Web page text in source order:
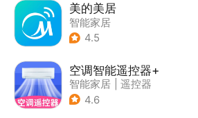
美的美居
智能家居
4.5
空调智能遥控器+
智能家居
遥控器
4.6